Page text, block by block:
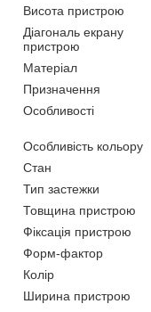
Висота пристрою
Діагональ екрану
пристрою
Матеріал
Призначення
Особливості
Особливість кольору
Стан
Тип застежки
Товщина пристрою
Фіксація пристрою
Форм-фактор
Колір
Ширина пристрою